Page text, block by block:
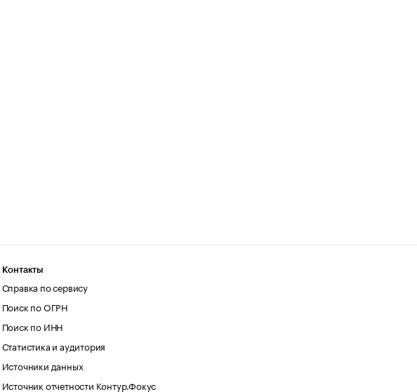
Контакты
Справка по сервису
Поиск по ОГРН
Поиск по ИНН
Статистика и аудитория
Источники данных
Источник отчетности Контур.Фокус